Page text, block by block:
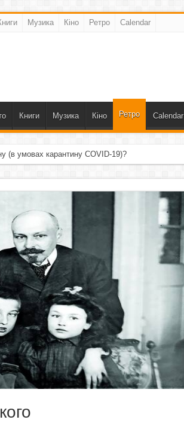
Музика Кіно Ретро Calendar
Книги Музика Кіно Ретро Calendar
(в умовах карантину COVID-19)?